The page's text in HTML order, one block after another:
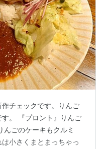
チェックです。りんご
。 『プロント』りんご
んごのケーキもクルミ
小さくまとまっちゃっ